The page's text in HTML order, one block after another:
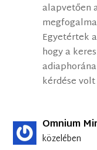
alapvetően
Egyetértek
hogy a
kérdése
Omnium
közelében